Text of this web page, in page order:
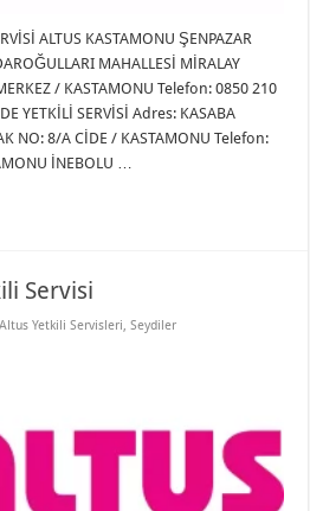
ALTUS KASTAMONU ŞENPAZAR
MAHALLESİ MİRALAY
/ KASTAMONU Telefon: 0850 210
YETKİLİ SERVİSİ Adres: KASABA
NO: 8/A CİDE / KASTAMONU Telefon:
İNEBOLU …
Servisi
Yetkili Servisleri,Seydiler